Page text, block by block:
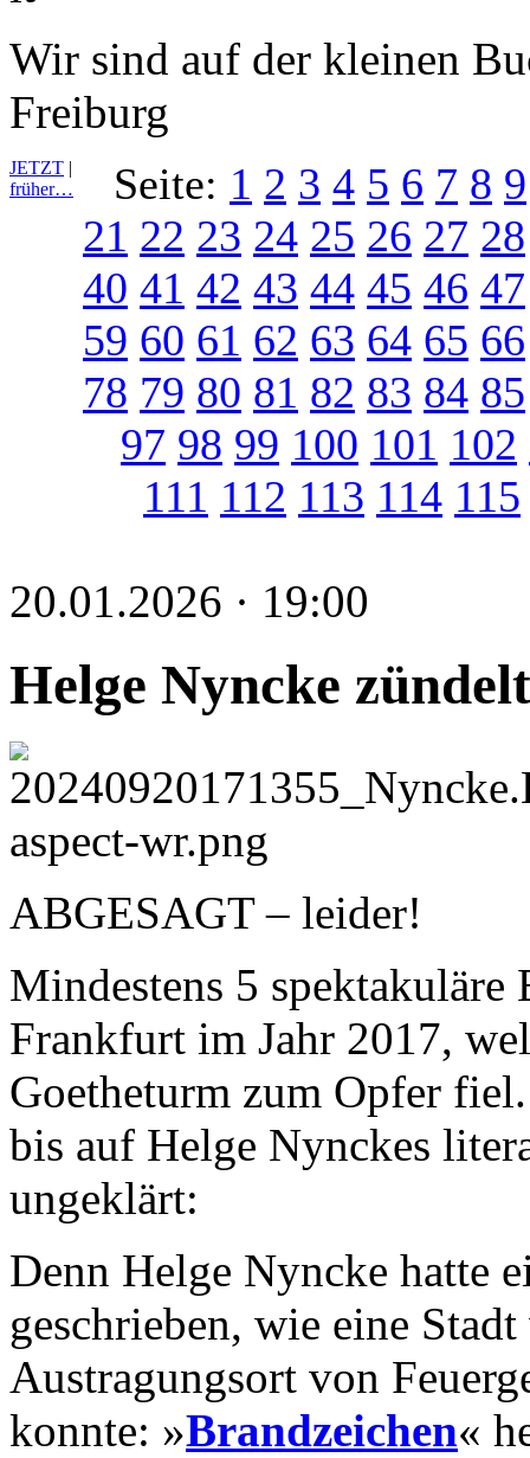
Wir sind auf der kleinen
Freiburg
JETZT |
früher…
Seite: 1 2 3 4 5 6 7 8 9
21 22 23 24 25 26 27 28
40 41 42 43 44 45 46 47
59 60 61 62 63 64 65 66
78 79 80 81 82 83 84 85
97 98 99 100 101 102
111 112 113 114 115
20.01.2026 · 19:00
Helge Nyncke
ABGESAGT – leider!
Mindestens 5 spektakuläre
Frankfurt im Jahr 2017,
Goetheturm zum Opfer
bis auf Helge Nynckes
ungeklärt:
Denn Helge Nyncke hatte
geschrieben, wie eine
Austragungsort von
konnte: »Brandzeichen«